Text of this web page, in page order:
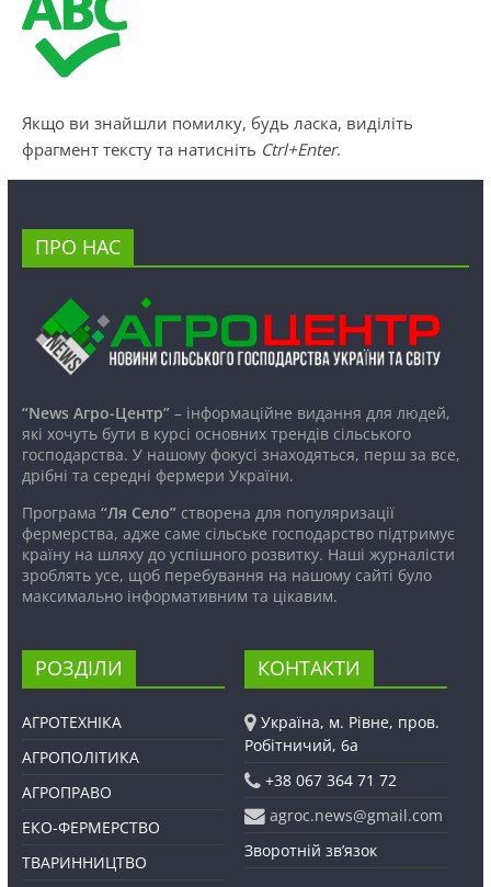
Якщо ви знайшли помилку, будь ласка, виділіть
фрагмент тексту та натисніть Ctrl+Enter.
ПРО НАС
“News Агро-Центр”– інформаційне видання для людей,
які хочуть бути в курсі основних трендів сільського
господарства. У нашому фокусі знаходяться, перш за все,
дрібні та середні фермери України.
Програма “Ля Село”створена для популяризації
фермерства, адже саме сільське господарство підтримує
країну на шляху до успішного розвитку. Наші журналісти
зроблять усе, щоб перебування на нашому сайті було
максимально інформативним та цікавим.
РОЗДІЛИ
АГРОТЕХНІКА
АГРОПОЛІТИКА
АГРОПРАВО
ЕКО-ФЕРМЕРСТВО
ТВАРИННИЦТВО
КОНТАКТИ
Україна, м. Рівне, пров.
Робітничий, 6а
+38 067 364 71 72
agroc.news@gmail.com
Зворотній зв’язок